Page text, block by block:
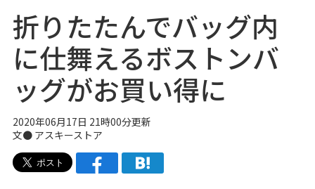
折りたたんでバッグ内
に仕舞えるボストンバ
ッグがお買い得に
2020年06月17日 21時00分更新
文● アスキーストア